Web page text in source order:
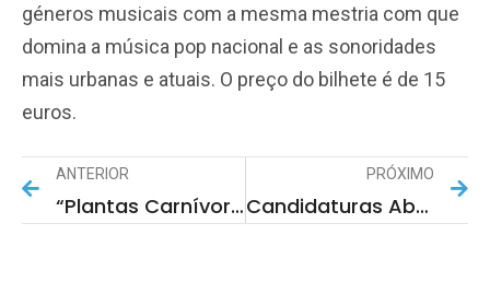
géneros musicais com a mesma mestria com que
domina a música pop nacional e as sonoridades
mais urbanas e atuais. O preço do bilhete é de 15
euros.
ANTERIOR
“Plantas Carnívoras” Assombram O Halloween Do Zoo De Lourosa
PRÓXIMO
Candidaturas Abertas Para O “Jovem Autarca”